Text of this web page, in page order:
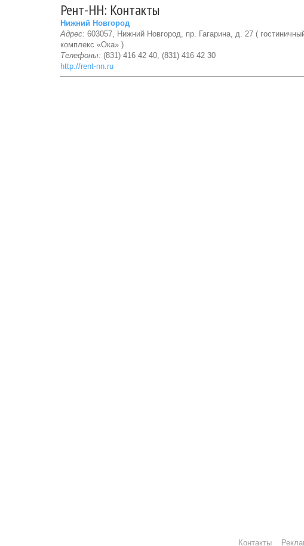
Рент-НН: Контакты
Нижний Новгород
Адрес: 603057, Нижний Новгород, пр. Гагарина, д. 27 (
комплекс «Ока» )
Телефоны: (831) 416 42 40, (831) 416 42 30
http://rent-nn.ru
Контакты